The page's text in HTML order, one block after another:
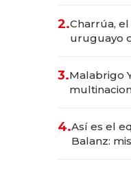
millones
2.Charrúa,
uruguayo
3.Malabrigo
4.Así es el
Balanz: